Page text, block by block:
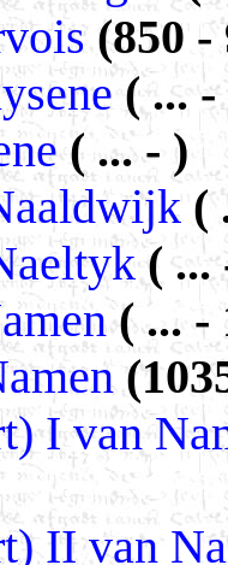
(850 -
( ...
( ... - )
(
( ...
( ... -
I van
II van